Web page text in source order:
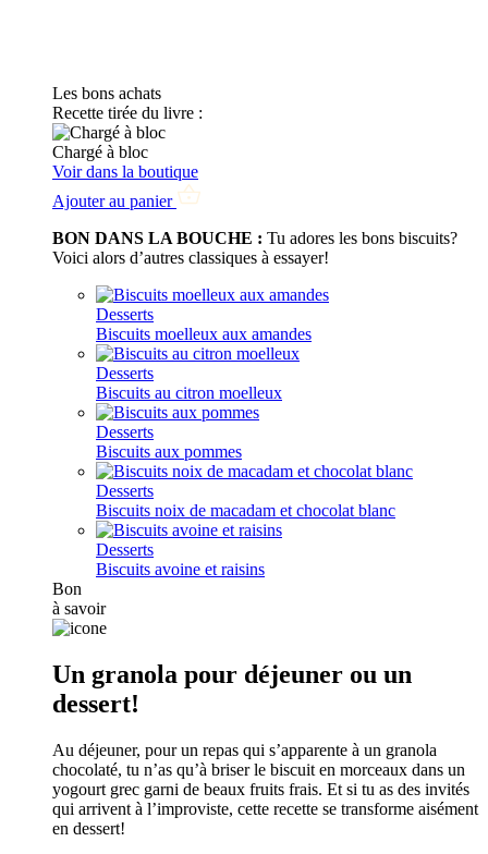
Les bons achats
Recette tirée du livre :
Chargé à bloc
Voir dans la boutique
Ajouter au panier
BON DANS LA BOUCHE : Tu adores les bons biscuits?
Voici alors d’autres classiques à essayer!
Desserts
Biscuits moelleux aux amandes
Desserts
Biscuits au citron moelleux
Desserts
Biscuits aux pommes
Desserts
Biscuits noix de macadam et chocolat blanc
Desserts
Biscuits avoine et raisins
Bon
à savoir
Un granola pour déjeuner ou un
dessert!
Au déjeuner, pour un repas qui s’apparente à un granola
chocolaté, tu n’as qu’à briser le biscuit en morceaux dans un
yogourt grec garni de beaux fruits frais. Et si tu as des invités
qui arrivent à l’improviste, cette recette se transforme aisément
en dessert!